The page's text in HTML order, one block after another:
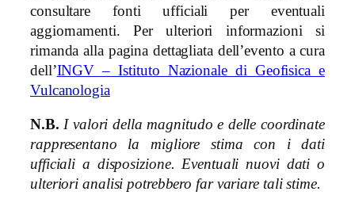
consultare fonti ufficiali per eventuali
aggiornamenti. Per ulteriori informazioni si
rimanda alla pagina dettagliata dell’evento a cura
dell’INGV – Istituto Nazionale di Geofisica e
Vulcanologia
N.B. I valori della magnitudo e delle coordinate
rappresentano la migliore stima con i dati
ufficiali a disposizione. Eventuali nuovi dati o
ulteriori analisi potrebbero far variare tali stime.